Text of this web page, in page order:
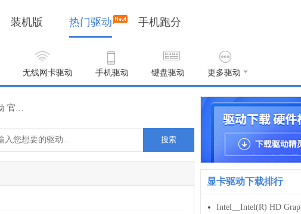
装机版 热门驱动 手机跑分
无线网卡驱动 手机驱动 键盘驱动 更多驱动
搜索
显卡驱动下载排行